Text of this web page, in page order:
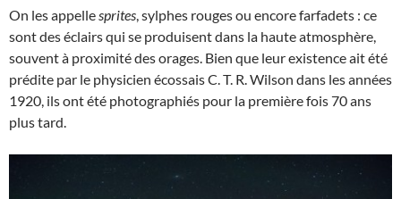
On les appellesprites, sylphes rouges ou encore farfadets : ce
sont des éclairs qui se produisent dans la haute atmosphère,
souvent à proximité des orages. Bien que leur existence ait été
prédite par le physicien écossais C. T. R. Wilson dans les années
1920, ils ont été photographiés pour la première fois 70 ans
plus tard.